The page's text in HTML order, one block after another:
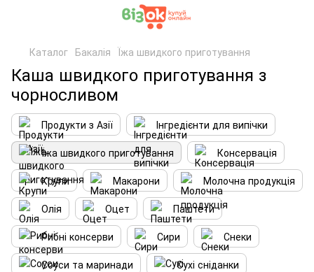
Каталог Бакалія Їжа швидкого приготування
Каша швидкого приготування з
чорносливом
Продукти з Азії
Інгредієнти для випічки
Їжа швидкого приготування
Консервація
Крупи
Макарони
Молочна продукція
Олія
Оцет
Паштети
Рибні консерви
Сири
Снеки
Соуси та маринади
Сухі сніданки